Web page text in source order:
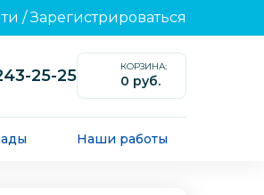
/Зарегистрироваться
25-25 КОРЗИНА:
0 руб.
Наши работы